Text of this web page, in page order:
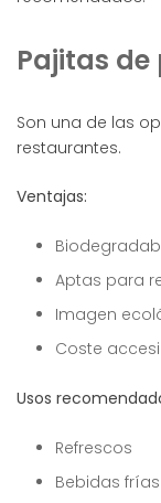
Pajitas de
Son una de las
restaurantes.
Ventajas:
Aptas para
Imagen
Coste
Usos
Refrescos
Bebidas frías